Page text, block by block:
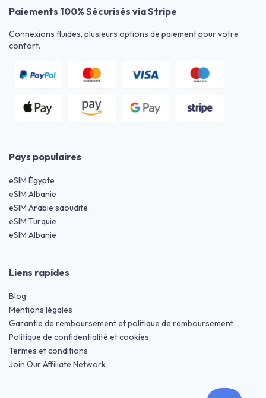
Paiements 100% Sécurisés via Stripe
Connexions fluides, plusieurs options de paiement pour votre
confort.
Pays populaires
eSIM Égypte
eSIM Albanie
eSIM Arabie saoudite
eSIM Turquie
eSIM Albanie
Liens rapides
Blog
Mentions légales
Garantie de remboursement et politique de remboursement
Politique de confidentialité et cookies
Termes et conditions
Join Our Affiliate Network